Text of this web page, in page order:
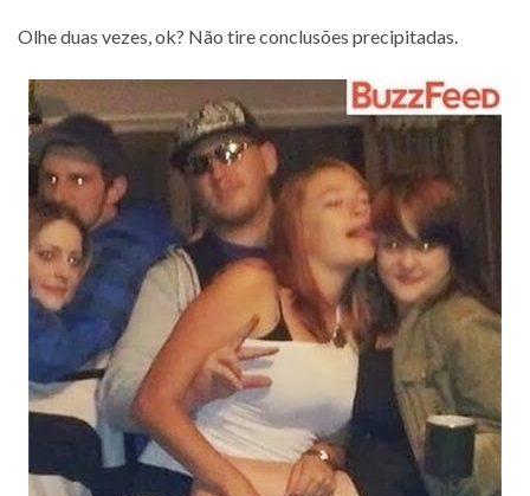
Olhe duas vezes, ok? Não tire conclusões precipitadas.